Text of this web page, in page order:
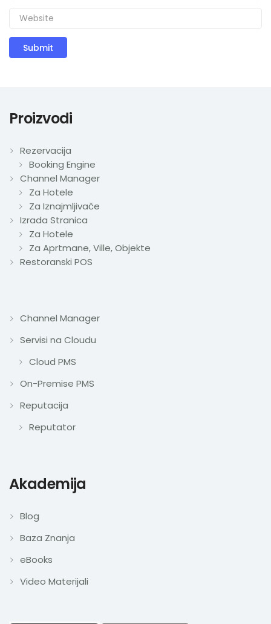
Proizvodi
Rezervacija
Booking Engine
Channel Manager
Za Hotele
Za Iznajmljivače
Izrada Stranica
Za Hotele
Za Aprtmane, Ville, Objekte
Restoranski POS
Channel Manager
Servisi na Cloudu
Cloud PMS
On-Premise PMS
Reputacija
Reputator
Akademija
Blog
Baza Znanja
eBooks
Video Materijali